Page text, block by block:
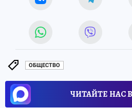
ОБЩЕСТВО
ЧИТАЙТЕ НАС